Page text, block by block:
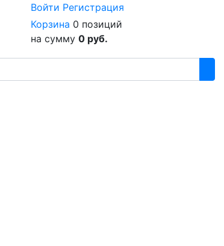
Войти Регистрация
Корзина 0 позиций
на сумму 0 руб.